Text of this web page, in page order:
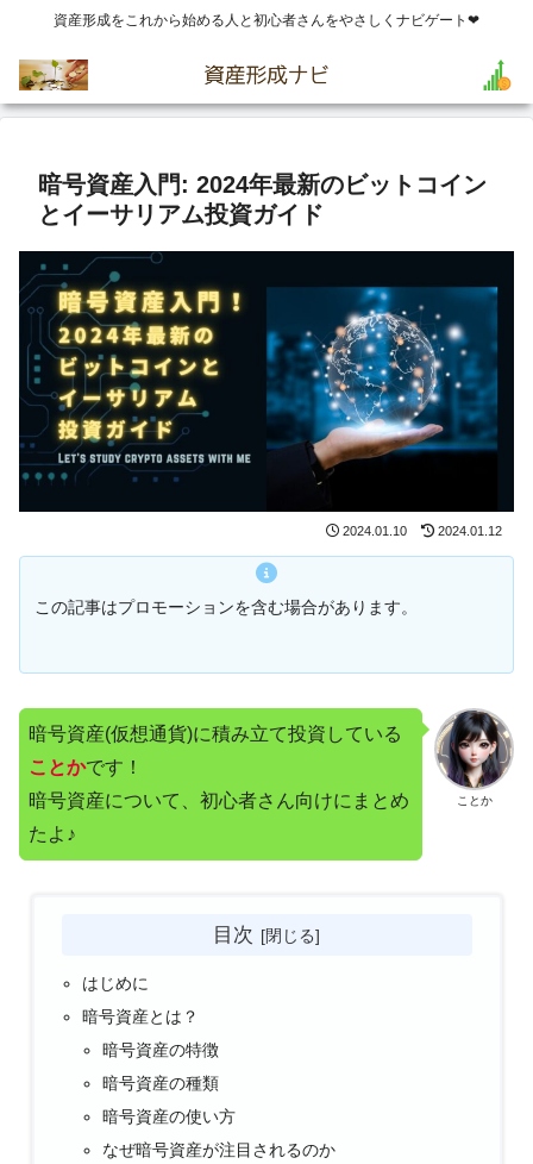
資産形成をこれから始める人と初心者さんをやさしくナビゲート❤
暗号資産入門: 2024年最新のビットコイン
とイーサリアム投資ガイド
2024.01.10 2024.01.12
この記事はプロモーションを含む場合があります。
ことか
暗号資産(仮想通貨)に積み立て投資している
ことかです！
暗号資産について、初心者さん向けにまとめ
たよ♪
目次
はじめに
暗号資産とは？
暗号資産の特徴
暗号資産の種類
暗号資産の使い方
なぜ暗号資産が注目されるのか